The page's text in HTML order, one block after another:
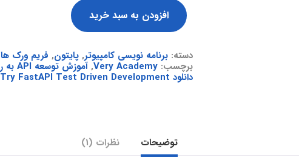
افزودن به سبد خرید
دسته: برنامه نویسی کامپیوتر, پایتون, فریم ورک ها
برچسب: Very Academy
, آموزش توسعه API به روش تست محور
دانلود Try FastAPI Test Driven Development
توضیحات نظرات (1)